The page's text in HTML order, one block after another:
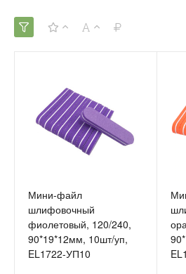
Мини-файл
шлифовочный
фиолетовый, 120/240,
90*19*12мм, 10шт/уп,
EL1722-УП10